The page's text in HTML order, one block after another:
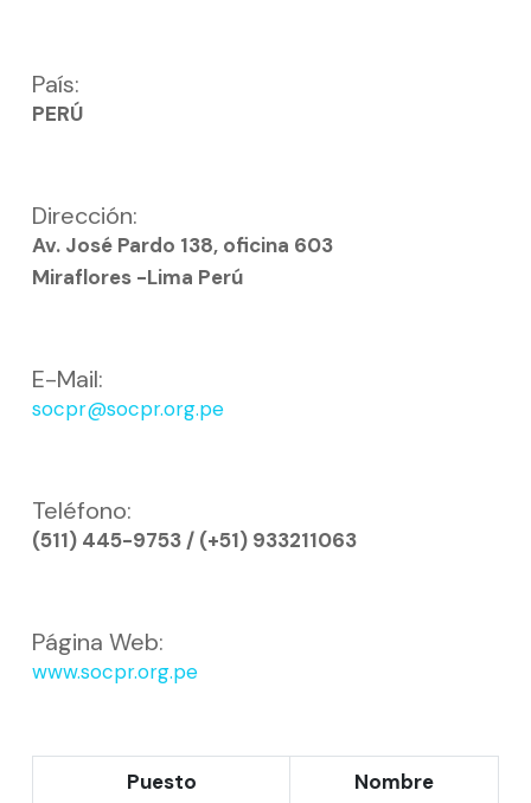
País:
PERÚ
Dirección:
Av. José Pardo 138, oficina 603
Miraflores -Lima Perú
E-Mail:
socpr@socpr.org.pe
Teléfono:
(511) 445-9753 / (+51) 933211063
Página Web:
www.socpr.org.pe
Puesto
Nombre